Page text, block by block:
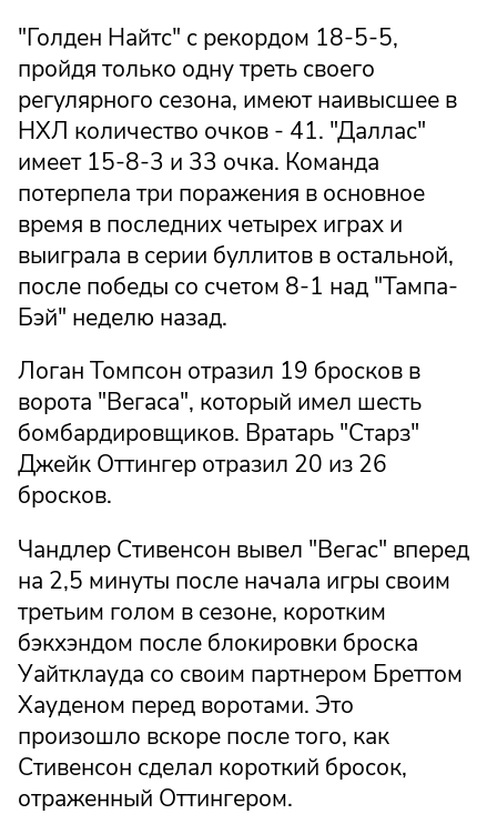
"Голден Найтс" с рекордом 18-5-5,
пройдя только одну треть своего
регулярного сезона, имеют наивысшее в
НХЛ количество очков - 41. "Даллас"
имеет 15-8-3 и 33 очка. Команда
потерпела три поражения в основное
время в последних четырех играх и
выиграла в серии буллитов в остальной,
после победы со счетом 8-1 над "Тампа-
Бэй" неделю назад.
Логан Томпсон отразил 19 бросков в
ворота "Вегаса", который имел шесть
бомбардировщиков. Вратарь "Старз"
Джейк Оттингер отразил 20 из 26
бросков.
Чандлер Стивенсон вывел "Вегас" вперед
на 2,5 минуты после начала игры своим
третьим голом в сезоне, коротким
бэкхэндом после блокировки броска
Уайтклауда со своим партнером Бреттом
Хауденом перед воротами. Это
произошло вскоре после того, как
Стивенсон сделал короткий бросок,
отраженный Оттингером.